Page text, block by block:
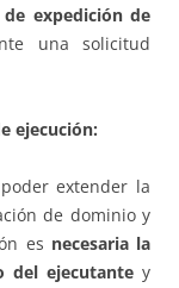
expedición de
una solicitud
ejecución:
extender la
de dominio y
es necesaria la
del ejecutante y